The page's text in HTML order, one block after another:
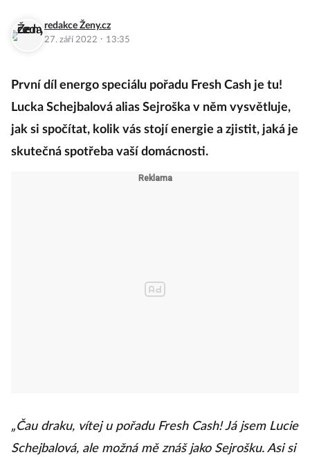
redakce Ženy.cz
27. září 2022 · 13:35
První díl energo speciálu pořadu Fresh Cash je tu!
Lucka Schejbalová alias Sejroška v něm vysvětluje,
jak si spočítat, kolik vás stojí energie a zjistit, jaká je
skutečná spotřeba vaší domácnosti.
„Čau draku, vítej u pořadu Fresh Cash! Já jsem Lucie
Schejbalová, ale možná mě znáš jako Sejrošku. Asi si